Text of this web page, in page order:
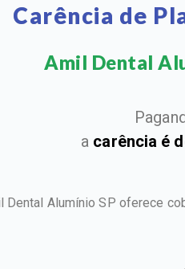
Carência de
Amil Dental
a carência é
Dental Alumínio SP oferece